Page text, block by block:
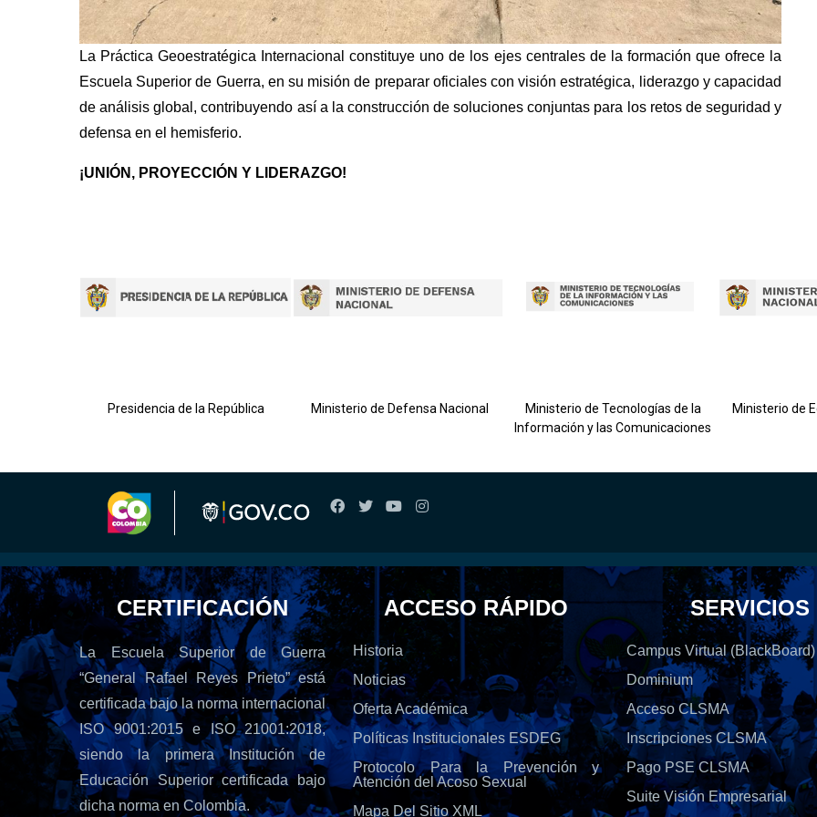
La Práctica Geoestratégica Internacional constituye uno de los ejes centrales de la formación que ofrece la
Escuela Superior de Guerra, en su misión de preparar oficiales con visión estratégica, liderazgo y capacidad
de análisis global, contribuyendo así a la construcción de soluciones conjuntas para los retos de seguridad y
defensa en el hemisferio.
¡UNIÓN, PROYECCIÓN Y LIDERAZGO!
Presidencia de la República
Ministerio de Defensa Nacional
Ministerio de Tecnologías de la
Información y las Comunicaciones
Ministerio de
CERTIFICACIÓN
La Escuela Superior de Guerra
“General Rafael Reyes Prieto” está
certificada bajo la norma internacional
ISO 9001:2015 e ISO 21001:2018,
siendo la primera Institución de
Educación Superior certificada bajo
dicha norma en Colombia.
ACCESO RÁPIDO
Historia
Noticias
Oferta Académica
Políticas Institucionales ESDEG
Protocolo Para la Prevención y
Atención del Acoso Sexual
Mapa Del Sitio XML
SERVICIOS
Campus Virtual (BlackBoard)
Dominium
Acceso CLSMA
Inscripciones CLSMA
Pago PSE CLSMA
Suite Visión Empresarial